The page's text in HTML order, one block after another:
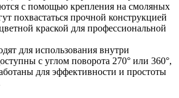
с помощью крепления на смоляных
похвастаться прочной конструкцией
краской для профессиональной
для использования внутри
с углом поворота 270° или 360°,
для эффективности и простоты